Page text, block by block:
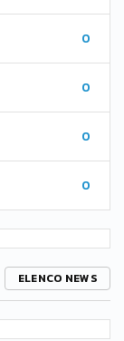
0
0
0
0
ELENCO NEWS